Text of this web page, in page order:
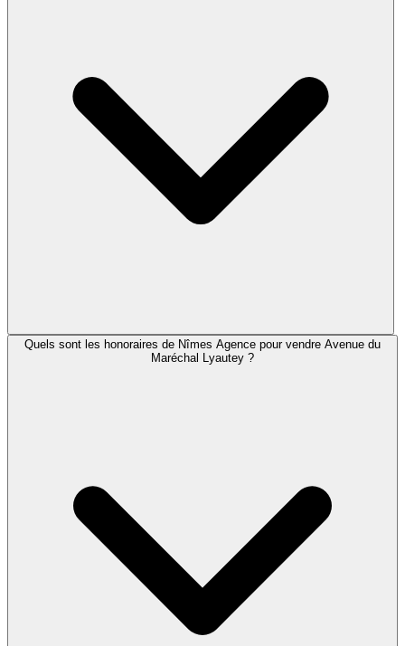
Quels sont les honoraires de Nîmes Agence pour vendre Avenue du
Maréchal Lyautey ?